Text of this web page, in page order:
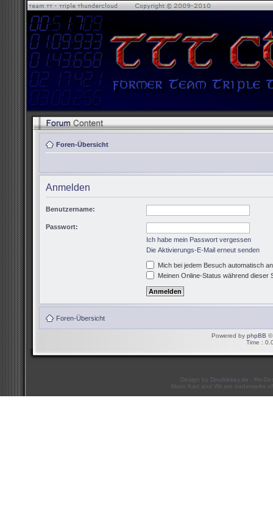
Foren-Übersicht
Anmelden
Benutzername:
Passwort:
Ich habe mein Passwort vergessen
Die Aktivierungs-E-Mail erneut senden
Mich bei jedem Besuch automatisch
Meinen Online-Status während dieser
Foren-Übersicht
Powered by phpBB ©
Time :
Design by Doublekey.de - Re-
Mario Kart and Wii are trademarks